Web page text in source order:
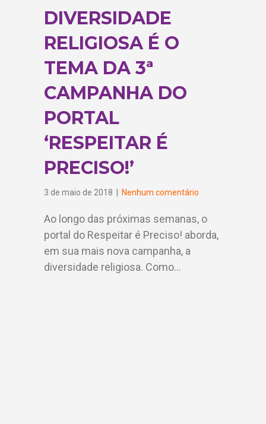
DIVERSIDADE
RELIGIOSA É O
TEMA DA 3ª
CAMPANHA DO
PORTAL
‘RESPEITAR É
PRECISO!’
3 de maio de 2018 Nenhum comentário
Ao longo das próximas semanas, o
portal do Respeitar é Preciso! aborda,
em sua mais nova campanha, a
diversidade religiosa. Como…